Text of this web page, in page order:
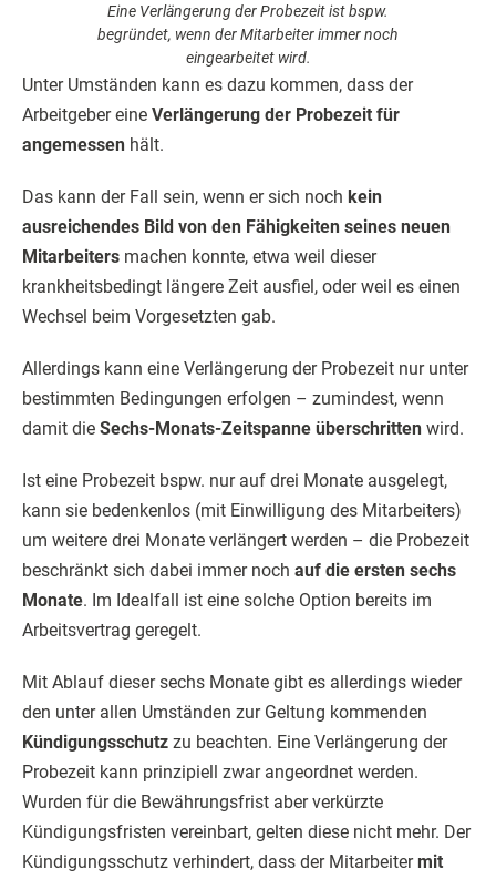
Eine Verlängerung der Probezeit ist bspw.
begründet, wenn der Mitarbeiter immer noch
eingearbeitet wird.
Unter Umständen kann es dazu kommen, dass der
Arbeitgeber eine Verlängerung der Probezeit für
angemessen hält.
Das kann der Fall sein, wenn er sich noch kein
ausreichendes Bild von den Fähigkeiten seines neuen
Mitarbeiters machen konnte, etwa weil dieser
krankheitsbedingt längere Zeit ausfiel, oder weil es einen
Wechsel beim Vorgesetzten gab.
Allerdings kann eine Verlängerung der Probezeit nur unter
bestimmten Bedingungen erfolgen – zumindest, wenn
damit die Sechs-Monats-Zeitspanne überschritten wird.
Ist eine Probezeit bspw. nur auf drei Monate ausgelegt,
kann sie bedenkenlos (mit Einwilligung des Mitarbeiters)
um weitere drei Monate verlängert werden – die Probezeit
beschränkt sich dabei immer noch auf die ersten sechs
Monate. Im Idealfall ist eine solche Option bereits im
Arbeitsvertrag geregelt.
Mit Ablauf dieser sechs Monate gibt es allerdings wieder
den unter allen Umständen zur Geltung kommenden
Kündigungsschutz zu beachten. Eine Verlängerung der
Probezeit kann prinzipiell zwar angeordnet werden.
Wurden für die Bewährungsfrist aber verkürzte
Kündigungsfristen vereinbart, gelten diese nicht mehr. Der
Kündigungsschutz verhindert, dass der Mitarbeitermit